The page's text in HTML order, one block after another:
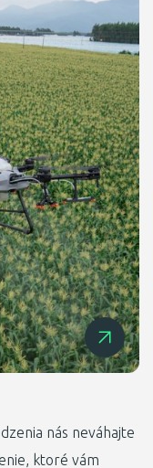
nás neváhajte
ktoré vám